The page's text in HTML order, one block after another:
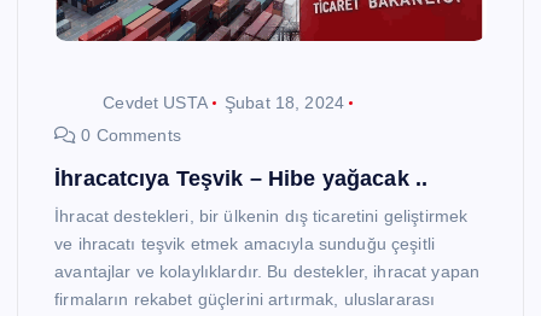
Cevdet USTA
Şubat 18, 2024
0 Comments
İhracatcıya Teşvik – Hibe yağacak ..
İhracat destekleri, bir ülkenin dış ticaretini geliştirmek
ve ihracatı teşvik etmek amacıyla sunduğu çeşitli
avantajlar ve kolaylıklardır. Bu destekler, ihracat yapan
firmaların rekabet güçlerini artırmak, uluslararası